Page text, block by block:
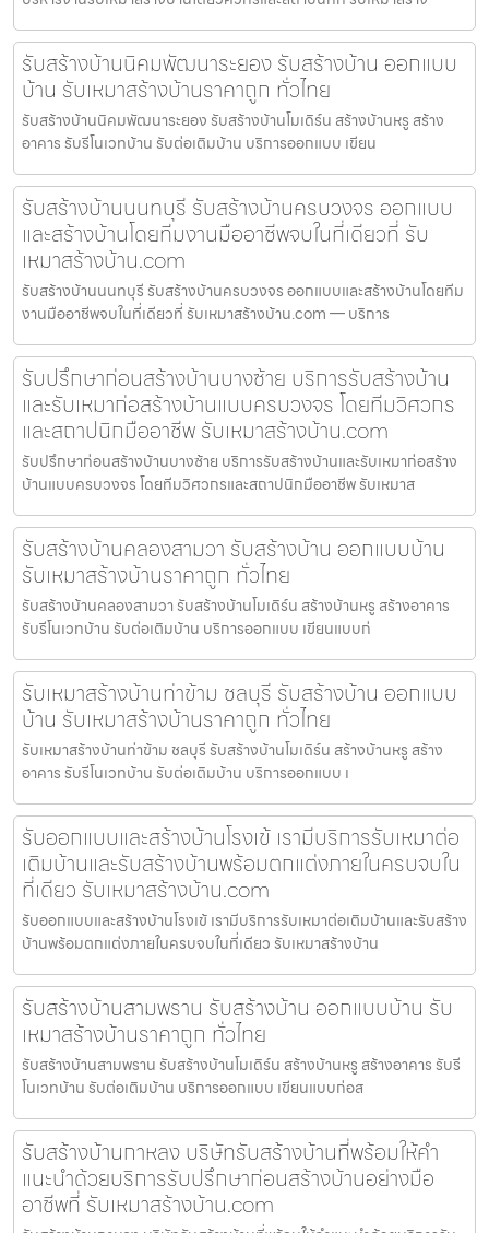
รับสร้างบ้านนิคมพัฒนาระยอง รับสร้างบ้าน ออกแบบ
บ้าน รับเหมาสร้างบ้านราคาถูก ทั่วไทย
รับสร้างบ้านนิคมพัฒนาระยอง รับสร้างบ้านโมเดิร์น สร้างบ้านหรู สร้าง
อาคาร รับรีโนเวทบ้าน รับต่อเติมบ้าน บริการออกแบบ เขียน
รับสร้างบ้านนนทบุรี รับสร้างบ้านครบวงจร ออกแบบ
และสร้างบ้านโดยทีมงานมืออาชีพจบในที่เดียวที่ รับ
เหมาสร้างบ้าน.com
รับสร้างบ้านนนทบุรี รับสร้างบ้านครบวงจร ออกแบบและสร้างบ้านโดยทีม
งานมืออาชีพจบในที่เดียวที่ รับเหมาสร้างบ้าน.com — บริการ
รับปรึกษาก่อนสร้างบ้านบางซ้าย บริการรับสร้างบ้าน
และรับเหมาก่อสร้างบ้านแบบครบวงจร โดยทีมวิศวกร
และสถาปนิกมืออาชีพ รับเหมาสร้างบ้าน.com
รับปรึกษาก่อนสร้างบ้านบางซ้าย บริการรับสร้างบ้านและรับเหมาก่อสร้าง
บ้านแบบครบวงจร โดยทีมวิศวกรและสถาปนิกมืออาชีพ รับเหมาส
รับสร้างบ้านคลองสามวา รับสร้างบ้าน ออกแบบบ้าน
รับเหมาสร้างบ้านราคาถูก ทั่วไทย
รับสร้างบ้านคลองสามวา รับสร้างบ้านโมเดิร์น สร้างบ้านหรู สร้างอาคาร
รับรีโนเวทบ้าน รับต่อเติมบ้าน บริการออกแบบ เขียนแบบก่
รับเหมาสร้างบ้านท่าข้าม ชลบุรี รับสร้างบ้าน ออกแบบ
บ้าน รับเหมาสร้างบ้านราคาถูก ทั่วไทย
รับเหมาสร้างบ้านท่าข้าม ชลบุรี รับสร้างบ้านโมเดิร์น สร้างบ้านหรู สร้าง
อาคาร รับรีโนเวทบ้าน รับต่อเติมบ้าน บริการออกแบบ เ
รับออกแบบและสร้างบ้านโรงเข้ เรามีบริการรับเหมาต่อ
เติมบ้านและรับสร้างบ้านพร้อมตกแต่งภายในครบจบใน
ที่เดียว รับเหมาสร้างบ้าน.com
รับออกแบบและสร้างบ้านโรงเข้ เรามีบริการรับเหมาต่อเติมบ้านและรับสร้าง
บ้านพร้อมตกแต่งภายในครบจบในที่เดียว รับเหมาสร้างบ้าน
รับสร้างบ้านสามพราน รับสร้างบ้าน ออกแบบบ้าน รับ
เหมาสร้างบ้านราคาถูก ทั่วไทย
รับสร้างบ้านสามพราน รับสร้างบ้านโมเดิร์น สร้างบ้านหรู สร้างอาคาร รับรี
โนเวทบ้าน รับต่อเติมบ้าน บริการออกแบบ เขียนแบบก่อส
รับสร้างบ้านกาหลง บริษัทรับสร้างบ้านที่พร้อมให้คำ
แนะนำด้วยบริการรับปรึกษาก่อนสร้างบ้านอย่างมือ
อาชีพที่ รับเหมาสร้างบ้าน.com